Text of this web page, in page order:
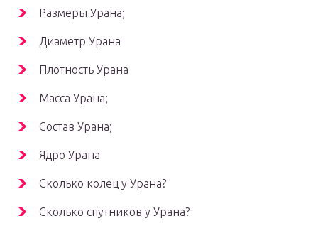
Размеры Урана;
Диаметр Урана
Плотность Урана
Масса Урана;
Состав Урана;
Ядро Урана
Сколько колец у Урана?
Сколько спутников у Урана?